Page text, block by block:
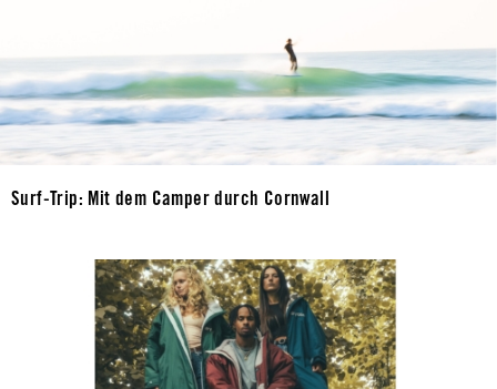
Surf-Trip: Mit dem Camper durch Cornwall